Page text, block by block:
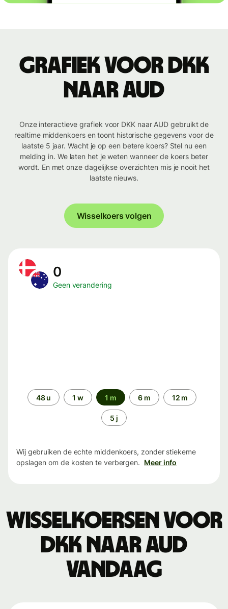
Grafiek voor DKK
naar AUD
Onze interactieve grafiek voor DKK naar AUD gebruikt de
realtime middenkoers en toont historische gegevens voor de
laatste 5 jaar. Wacht je op een betere koers? Stel nu een
melding in. We laten het je weten wanneer de koers beter
wordt. En met onze dagelijkse overzichten mis je nooit het
laatste nieuws.
Wisselkoers volgen
0
Geen verandering
Periode48 u 1 w 1 m 6 m 12 m
5 j
Wij gebruiken de echte middenkoers, zonder stiekeme
opslagen om de kosten te verbergen. Meer info
Wisselkoersen voor
DKK naar AUD
vandaag